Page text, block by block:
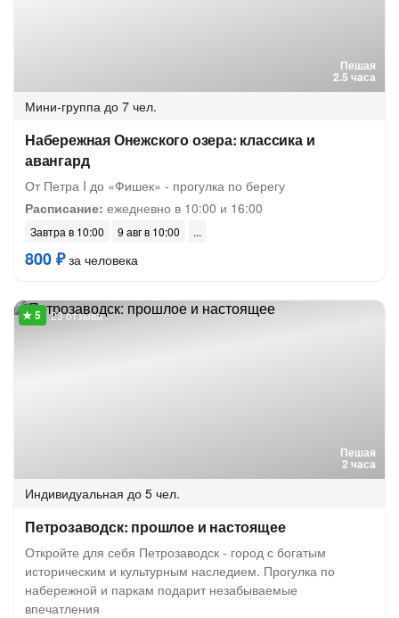
Пешая
2.5 часа
Мини-группа до 7 чел.
Набережная Онежского озера: классика и
авангард
От Петра I до «Фишек» - прогулка по берегу
Расписание: ежедневно в 10:00 и 16:00
Завтра в 10:00 9 авг в 10:00
800 ₽за человека
Пешая
2 часа
23 отзыва
Индивидуальная до 5 чел.
Петрозаводск: прошлое и настоящее
Откройте для себя Петрозаводск - город с богатым
историческим и культурным наследием. Прогулка по
набережной и паркам подарит незабываемые
впечатления